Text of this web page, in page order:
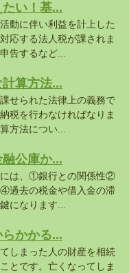
い！基...
動に伴い利益を計上した
応する法人税が課されま
告するなど...
算方法...
せられた法律上の義務で
税を行わなければなりま
方法につい...
公庫か...
には、①銀行との関係性②
過去の税金や借入金の滞
になります...
かかる...
しまった人の財産を相続
とです。亡くなってしま